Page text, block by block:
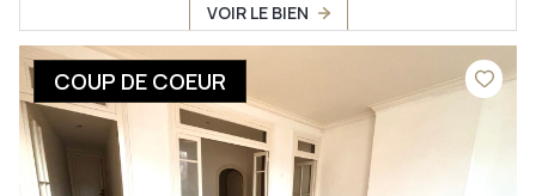
VOIR LE BIEN
COUP DE COEUR